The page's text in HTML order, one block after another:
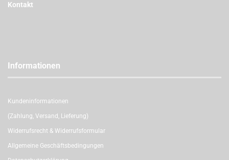
Kontakt
Informationen
Kundeninformationen
(Zahlung, Versand, Lieferung)
Widerrufsrecht & Widerrufsformular
Allgemeine Geschäftsbedingungen